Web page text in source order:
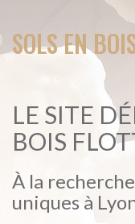
SOLS EN
LE SITE
BOIS
À la
uniques à